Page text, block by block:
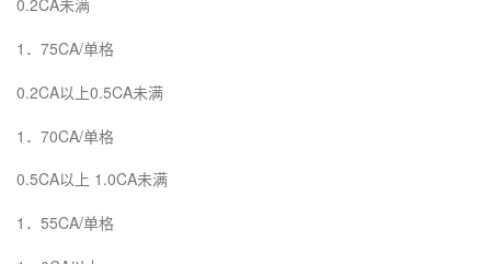
0.2CA未满
1．75CA/单格
0.2CA以上0.5CA未满
1．70CA/单格
0.5CA以上 1.0CA未满
1．55CA/单格